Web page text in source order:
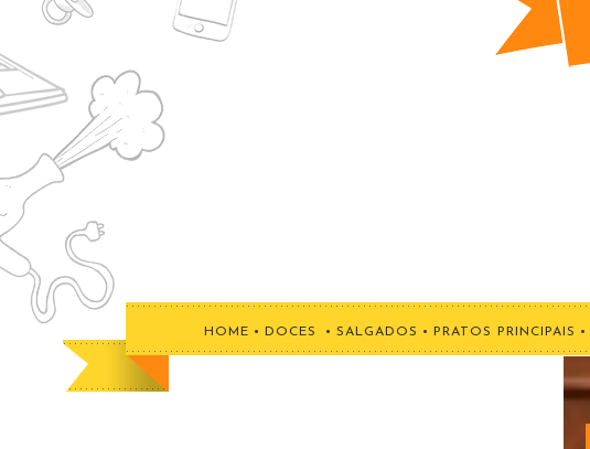
HOME • DOCES • SALGADOS • PRATOS PRINCIPAIS •